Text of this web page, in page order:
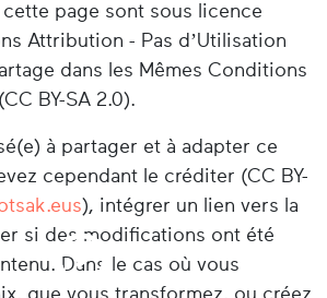
page sont sous licence
Attribution - Pas d’Utilisation
dans les Mêmes Conditions
BY-SA 2.0).
à partager et à adapter ce
cependant le créditer (CC BY-
), intégrer un lien vers la
si des modifications ont été
Dans le cas où vous